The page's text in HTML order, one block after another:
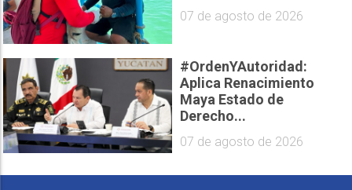
07 de agosto de 2026
#OrdenYAutoridad:
Aplica Renacimiento
Maya Estado de
Derecho...
07 de agosto de 2026